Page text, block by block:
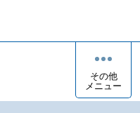
その他
メニュー